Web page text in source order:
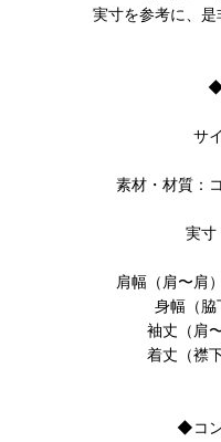
実寸を参考に、是
サ
素材・材質：
実寸
肩幅（肩〜
身幅（脇
袖丈（肩〜
着丈（襟下
◆コ